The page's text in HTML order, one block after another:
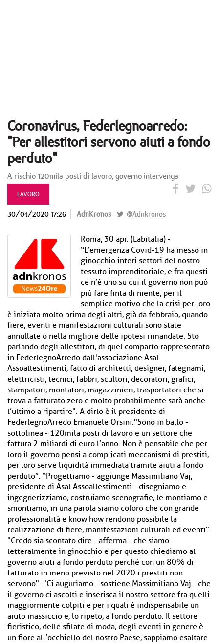
Coronavirus, Federlegnoarredo:
"Per allestitori servono aiuti a fondo
perduto"
A rischio 120mila posti di lavoro, governo intervenga
LAVORO
30/04/2020 17:26 AdnKronos @Adnkronos
Roma, 30 apr. (Labitalia) -
“L’emergenza Covid-19 ha messo in
ginocchio interi settori del nostro
tessuto imprenditoriale, e fra questi
ce n’è uno su cui il governo non può
più fare finta di niente, per il
semplice motivo che la crisi per loro
è iniziata molto prima degli altri, già da febbraio, quando
fiere, eventi e manifestazioni culturali sono state
annullate o nella migliore delle ipotesi rimandate. Sto
parlando degli allestitori, di quel comparto rappresentato
in FederlegnoArredo dall'associazione Asal
Assoallestimenti, fatto di architetti, designer, falegnami,
elettricisti, tecnici, fabbri, scultori, decoratori, grafici,
stampatori, montatori, magazzinieri, trasportatori che si
trova a fatturato zero e molto probabilmente sarà anche
l’ultimo a ripartire". A dirlo è il presidente di
FederlegnoArredo Emanuele Orsini."Sono in ballo -
sottolinea - 120mila posti di lavoro e un settore che
fattura 2 miliardi di euro l’anno. Non è pensabile che per
loro il governo pensi a complicati meccanismi di prestiti,
per loro serve liquidità immediata tramite aiuti a fondo
perduto”. “Progettiamo - aggiunge Massimiliano Vaj,
presidente di Asal Assoallestimenti - disegniamo e
ingegnerizziamo, costruiamo scenografie, le montiamo e
smontiamo, in una parola siamo coloro che con grande
professionalità e know how rendono possibile la
realizzazione di fiere, manifestazioni culturali ed eventi".
"Credo sia scontato dire - afferma - che siamo
letteralmente in ginocchio e per questo chiediamo al
governo aiuti a fondo perduto perché con un 80% di
fatturato in meno previsto nel 2020 i prestiti non
servono". "Ci auguriamo - sostiene Massimiliano Vaj - che
il governo ci ascolti e inserisca il nostro settore fra quelli
maggiormente colpiti e per i quali è indispensabile un
aiuto massiccio e, lo ripeto, a fondo perduto. Il settore
fieristico, delle sfilate di moda, degli eventi in genere è
un fiore all’occhiello del nostro Paese, sappiamo esaltare